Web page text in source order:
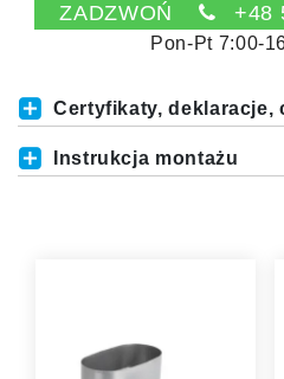
ZADZWOŃ +48
Pon-Pt 7:00-
Certyfikaty, deklaracje,
Instrukcja montażu